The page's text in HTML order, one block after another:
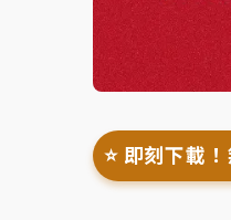
⭐️ 即刻下載